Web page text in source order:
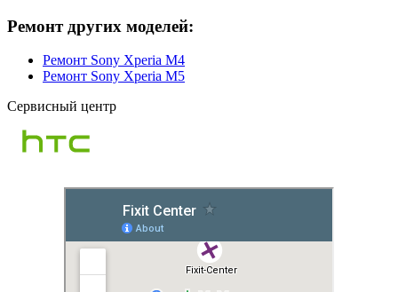
Ремонт других моделей:
Ремонт Sony Xperia M4
Ремонт Sony Xperia M5
Сервисный центр